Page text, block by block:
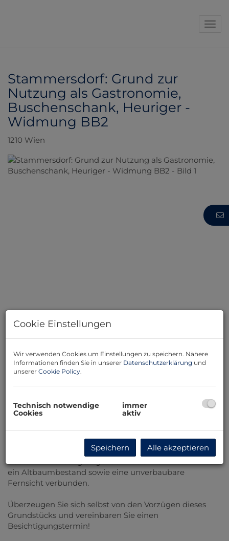
Stammersdorf: Grund zur
Nutzung als Gastronomie,
Buschenschank, Heuriger -
Widmung BB2
1210 Wien
Beschreibung
Mit diesem Grundstück erwerben Sie zwei Parzellen in
einer Toplage für Gastronomie im idealen Umfeld.
Nutzen Sie die Gelegenheit und präsentieren Sie Ihren
ein Altbaumbestand sowie eine unverbaubare
Fernsicht verbunden.
Überzeugen Sie sich selbst von den Vorzügen dieses
Grundstücks und vereinbaren Sie einen
Besichtigungstermin!
Cookie Einstellungen
Wir verwenden Cookies um Einstellungen zu speichern. Nähere
Informationen finden Sie in unserer Datenschutzerklärung und
unserer Cookie Policy.
Technisch notwendige
Cookies
immer
aktiv
Speichern Alle akzeptieren